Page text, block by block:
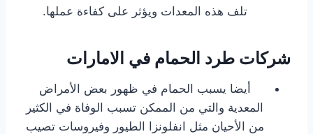
تلف هذه المعدات ويؤثر على كفاءة عملها.
شركات طرد الحمام في الامارات
أيضا يسبب الحمام في ظهور بعض الأمراض
المعدية والتي من الممكن تسبب الوفاة في الكثير
من الأحيان مثل انفلونزا الطيور وفيروسات تصيب